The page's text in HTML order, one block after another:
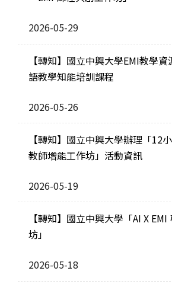
2026-05-29
【轉知】國立中興大學EMI教學
語教學知能培訓課程
2026-05-26
【轉知】國立中興大學辦理「12
教師增能工作坊」活動資訊
2026-05-19
【轉知】國立中興大學「AI X
坊」
2026-05-18